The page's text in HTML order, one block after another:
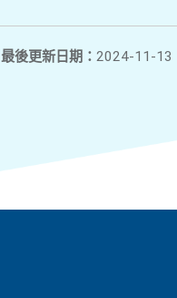
最後更新日期： 2024-11-13